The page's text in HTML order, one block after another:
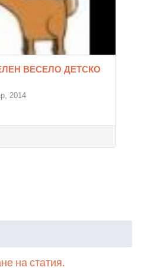
ВЕСЕЛО ДЕТСКО
2014
на статия.